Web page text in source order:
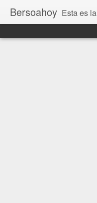
Bersoahoy Esta es la sección inicio del